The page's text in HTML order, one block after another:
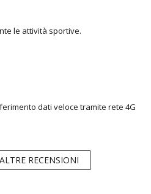
le attività sportive.
dati veloce tramite rete 4G
RECENSIONI